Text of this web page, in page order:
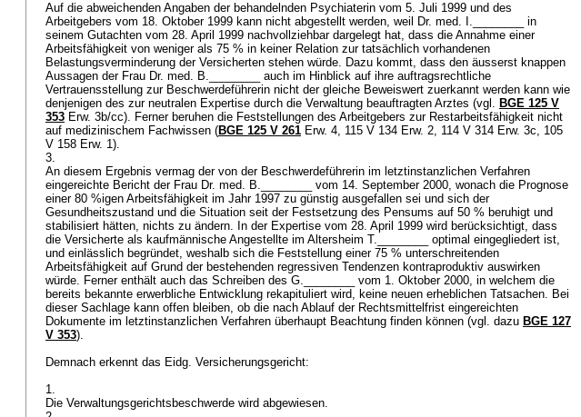
Auf die abweichenden Angaben der behandelnden Psychiaterin vom 5. Juli 1999 und des
Arbeitgebers vom 18. Oktober 1999 kann nicht abgestellt werden, weil Dr. med. I.________ in
seinem Gutachten vom 28. April 1999 nachvollziehbar dargelegt hat, dass die Annahme einer
Arbeitsfähigkeit von weniger als 75 % in keiner Relation zur tatsächlich vorhandenen
Belastungsverminderung der Versicherten stehen würde. Dazu kommt, dass den äusserst knappen
Aussagen der Frau Dr. med. B.________ auch im Hinblick auf ihre auftragsrechtliche
Vertrauensstellung zur Beschwerdeführerin nicht der gleiche Beweiswert zuerkannt werden kann wie
denjenigen des zur neutralen Expertise durch die Verwaltung beauftragten Arztes (vgl. BGE 125 V
353 Erw. 3b/cc). Ferner beruhen die Feststellungen des Arbeitgebers zur Restarbeitsfähigkeit nicht
auf medizinischem Fachwissen (BGE 125 V 261 Erw. 4, 115 V 134 Erw. 2, 114 V 314 Erw. 3c, 105
V 158 Erw. 1).
3.
An diesem Ergebnis vermag der von der Beschwerdeführerin im letztinstanzlichen Verfahren
eingereichte Bericht der Frau Dr. med. B.________ vom 14. September 2000, wonach die Prognose
einer 80 %igen Arbeitsfähigkeit im Jahr 1997 zu günstig ausgefallen sei und sich der
Gesundheitszustand und die Situation seit der Festsetzung des Pensums auf 50 % beruhigt und
stabilisiert hätten, nichts zu ändern. In der Expertise vom 28. April 1999 wird berücksichtigt, dass
die Versicherte als kaufmännische Angestellte im Altersheim T.________ optimal eingegliedert ist,
und einlässlich begründet, weshalb sich die Feststellung einer 75 % unterschreitenden
Arbeitsfähigkeit auf Grund der bestehenden regressiven Tendenzen kontraproduktiv auswirken
würde. Ferner enthält auch das Schreiben des G.________ vom 1. Oktober 2000, in welchem die
bereits bekannte erwerbliche Entwicklung rekapituliert wird, keine neuen erheblichen Tatsachen. Bei
dieser Sachlage kann offen bleiben, ob die nach Ablauf der Rechtsmittelfrist eingereichten
Dokumente im letztinstanzlichen Verfahren überhaupt Beachtung finden können (vgl. dazu BGE 127
V 353).
Demnach erkennt das Eidg. Versicherungsgericht:
1.
Die Verwaltungsgerichtsbeschwerde wird abgewiesen.